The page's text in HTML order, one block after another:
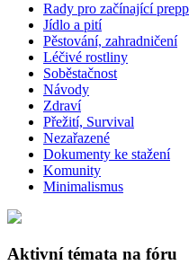
Rady pro začínající
Jídlo a pití
Pěstování, zahradničení
Léčivé rostliny
Soběstačnost
Návody
Zdraví
Přežití, Survival
Nezařazené
Dokumenty ke stažení
Komunity
Minimalismus
Aktivní témata na fóru